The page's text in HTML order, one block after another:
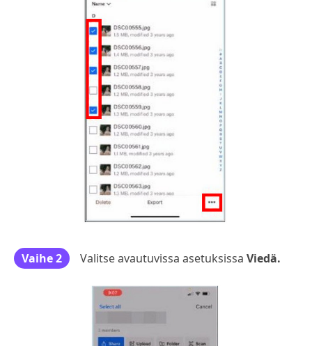
Vaihe 2 Valitse avautuvissa asetuksissa Viedä.